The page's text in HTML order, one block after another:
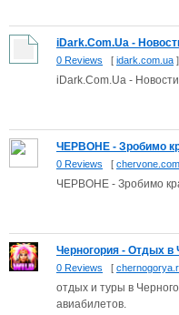
iDark.Com.Ua -
0 Reviews [ idark.com.ua ]
iDark.Com.Ua -
ЧЕРВОНЕ - Зробимо
0 Reviews [ chervone.com
ЧЕРВОНЕ - Зробимо
Черногория - Отдых в
0 Reviews [
отдых и туры в
авиабилетов.